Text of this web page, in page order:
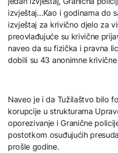
izvještaj…Kao i godinama do
izvještaj za krivično djelo za
preovlađujuće su krivične
naveo da su fizička i pravna
dobili su 43 anonimne
Naveo je i da Tužilaštvo bilo
korupcije u strukturama
oporezivanje i Granične
postotkom osuđujućih
prošle godine.